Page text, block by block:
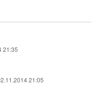
21:35
21:05